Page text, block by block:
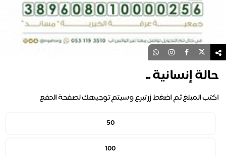
حالة إنسانية ..
اكتب المبلغ ثم اضغط زر تبرع وسيتم توجيهك لصفحة الدفع
50
100